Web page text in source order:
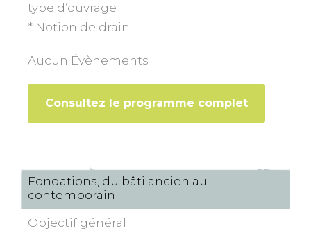
type d’ouvrage
* Notion de drain
Aucun Évènements
Consultez le programme complet
Fondations, du bâti ancien au
contemporain
Objectif général